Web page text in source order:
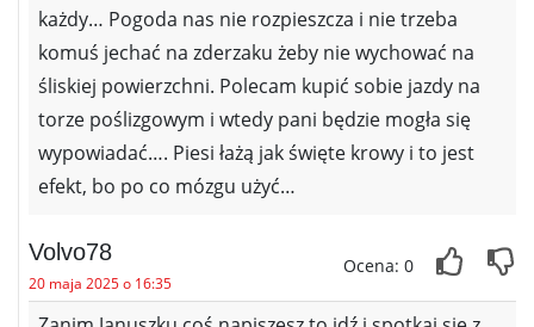
każdy… Pogoda nas nie rozpieszcza i nie trzeba
komuś jechać na zderzaku żeby nie wychować na
śliskiej powierzchni. Polecam kupić sobie jazdy na
torze poślizgowym i wtedy pani będzie mogła się
wypowiadać…. Piesi łażą jak święte krowy i to jest
efekt, bo po co mózgu użyć…
Volvo78
20 maja 2025 o 16:35
Ocena: 0